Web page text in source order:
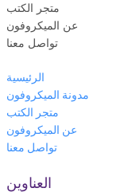
متجر الكتب
عن الميكروفون
تواصل معنا
الرئيسية
مدونة الميكروفون
متجر الكتب
عن الميكروفون
تواصل معنا
العناوين